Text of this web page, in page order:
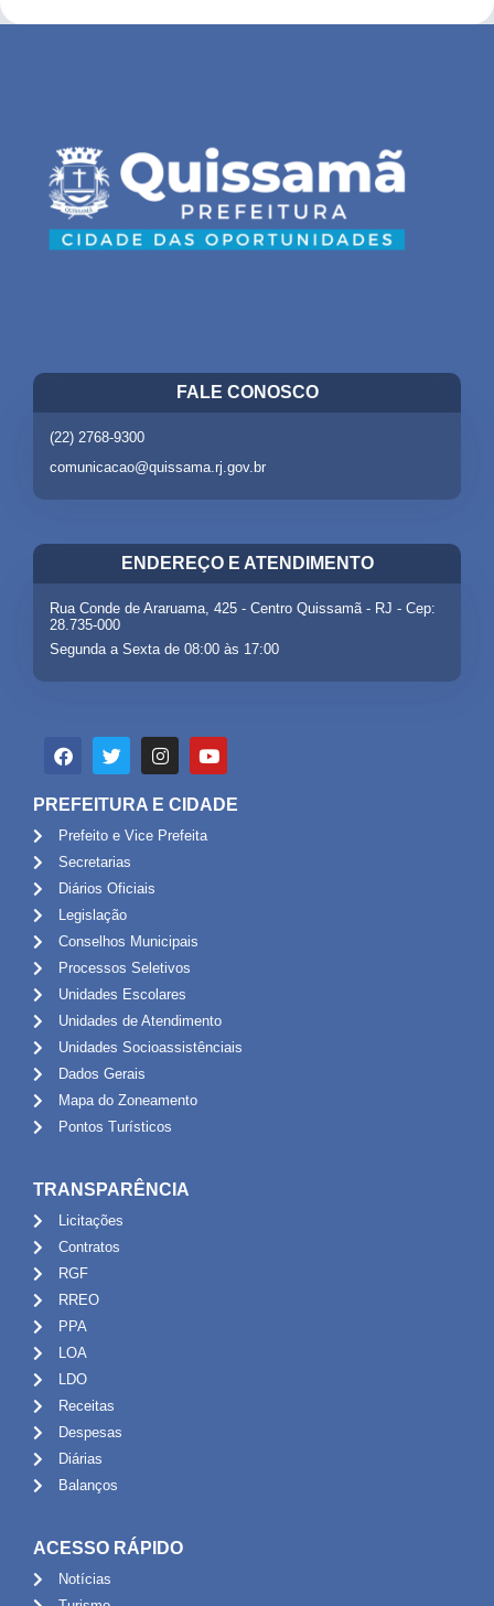
FALE CONOSCO
(22) 2768-9300
comunicacao@quissama.rj.gov.br
ENDEREÇO E ATENDIMENTO
Rua Conde de Araruama, 425 - Centro Quissamã - RJ - Cep:
28.735-000
Segunda a Sexta de 08:00 às 17:00
PREFEITURA E CIDADE
Prefeito e Vice Prefeita
Secretarias
Diários Oficiais
Legislação
Conselhos Municipais
Processos Seletivos
Unidades Escolares
Unidades de Atendimento
Unidades Socioassistênciais
Dados Gerais
Mapa do Zoneamento
Pontos Turísticos
TRANSPARÊNCIA
Licitações
Contratos
RGF
RREO
PPA
LOA
LDO
Receitas
Despesas
Diárias
Balanços
ACESSO RÁPIDO
Notícias